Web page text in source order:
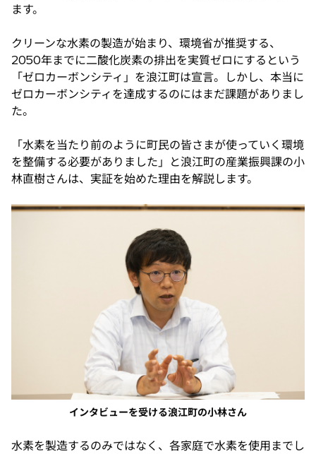
ます。
クリーンな水素の製造が始まり、環境省が推奨する、
2050年までに二酸化炭素の排出を実質ゼロにするという
「ゼロカーボンシティ」を浪江町は宣言。しかし、本当に
ゼロカーボンシティを達成するのにはまだ課題がありまし
た。
「水素を当たり前のように町民の皆さまが使っていく環境
を整備する必要がありました」と浪江町の産業振興課の小
林直樹さんは、実証を始めた理由を解説します。
インタビューを受ける浪江町の小林さん
水素を製造するのみではなく、各家庭で水素を使用までし